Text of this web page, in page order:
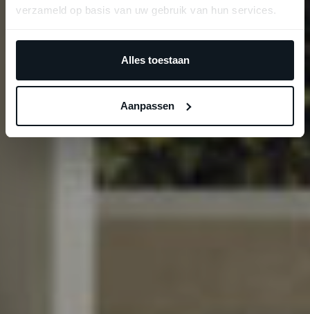
verzameld op basis van uw gebruik van hun services.
Alles toestaan
Aanpassen